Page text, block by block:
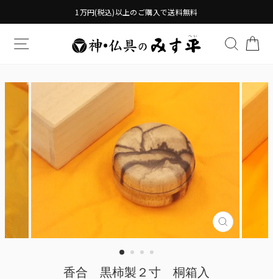
1万円(税込)以上のご購入で送料無料
TRANSLATION MISSING: 検索す
missing:
香合 黒柿製２寸 桐箱入